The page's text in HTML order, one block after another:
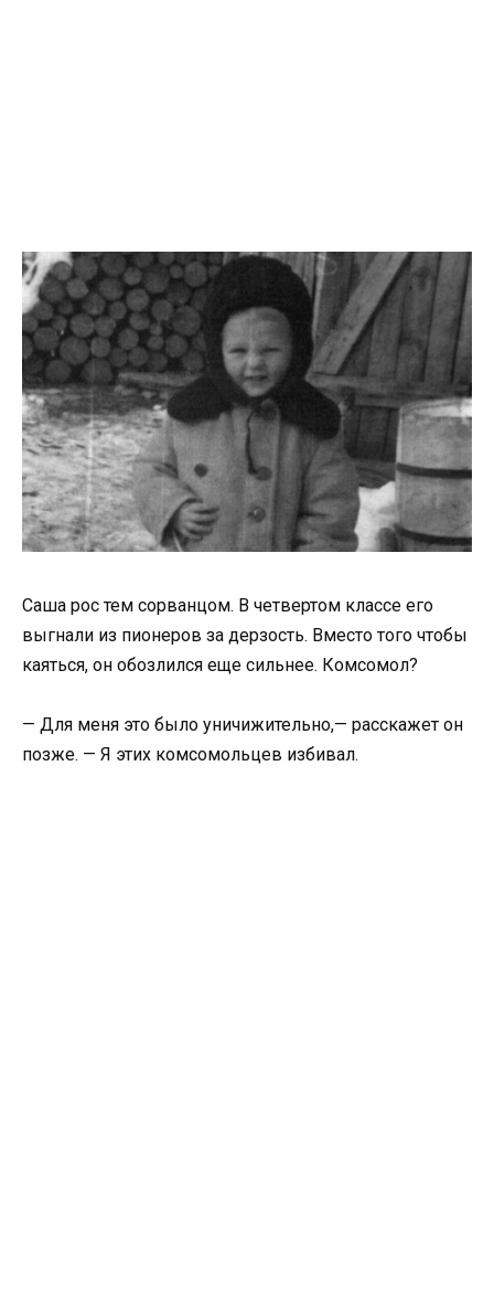
Саша рос тем сорванцом. В четвертом классе его
выгнали из пионеров за дерзость. Вместо того чтобы
каяться, он обозлился еще сильнее. Комсомол?
— Для меня это было уничижительно,— расскажет он
позже. — Я этих комсомольцев избивал.